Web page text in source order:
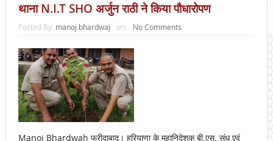
थाना N.I.T SHO अर्जुन राठी ने किया पौधारोपण
Posted By: manoj bhardwaj on: No Comments
Manoj Bhardwah फरीदाबाद। हरियाणा के महानिदेशक बी.एस. संधू एवं